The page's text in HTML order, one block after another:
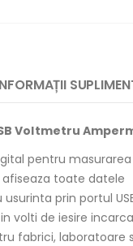
Voltmetru
pentru
toate datele
prin portul
volti de iesire
fabrici, laboratoare